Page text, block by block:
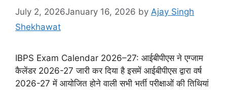
July 2, 2026January 16, 2026 by Ajay Singh
Shekhawat
IBPS Exam Calendar 2026–27: आईबीपीएस ने एग्जाम
कैलेंडर 2026-27 जारी कर दिया है इसमें आईबीपीएस द्वारा वर्ष
2026-27 में आयोजित होने वाली सभी भर्ती परीक्षाओं की तिथियां